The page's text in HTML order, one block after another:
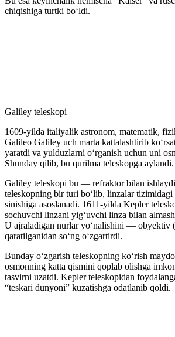
chiqishiga turtki boʻldi.
Galiley teleskopi
1609-yilda italiyalik astronom, matematik,
Galileo Galiley uch marta kattalashtirib
yaratdi va yulduzlarni oʻrganish uchun uni
Shunday qilib, bu qurilma teleskopga aylandi.
Galiley teleskopi bu — refraktor bilan
teleskopning bir turi boʻlib, linzalar
sinishiga asoslanadi. 1611-yilda Kepler
sochuvchi linzani yigʻuvchi linza bilan
U ajraladigan nurlar yoʻnalishini — obyektiv
qaratilganidan soʻng oʻzgartirdi.
Bunday oʻzgarish teleskopning koʻrish
osmonning katta qismini qoplab olishga
tasvirni uzatdi. Kepler teleskopidan
“teskari dunyoni” kuzatishga odatlanib qoldi.